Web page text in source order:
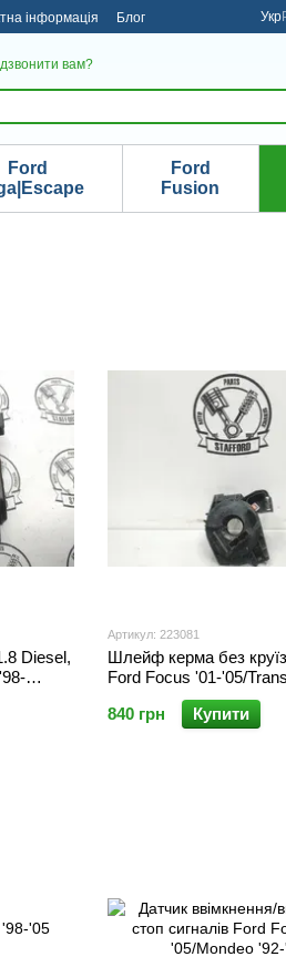
інформація Блог Укр
вам?
Ford
Ford
Fusion
Diesel,
Артикул: 223081
Шлейф керма без
Ford Focus '01-'05/
840 грн
Купити